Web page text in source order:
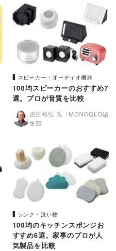
スピーカー・オーディオ機器
100均スピーカーのおすすめ7
選。プロが音質を比較
原田裕弘 氏
MONOQLO編
集部
シンク・洗い物
100均のキッチンスポンジお
すすめ6選。家事のプロが人
気製品を比較